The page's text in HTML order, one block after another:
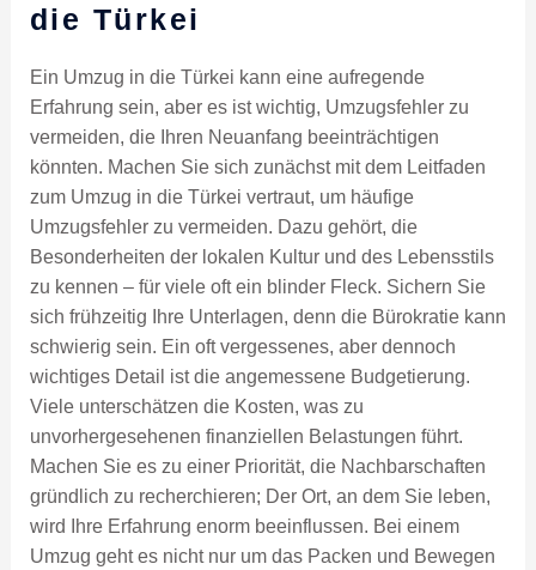
die Türkei
Ein Umzug in die Türkei kann eine aufregende
Erfahrung sein, aber es ist wichtig, Umzugsfehler zu
vermeiden, die Ihren Neuanfang beeinträchtigen
könnten. Machen Sie sich zunächst mit dem Leitfaden
zum Umzug in die Türkei vertraut, um häufige
Umzugsfehler zu vermeiden. Dazu gehört, die
Besonderheiten der lokalen Kultur und des Lebensstils
zu kennen – für viele oft ein blinder Fleck. Sichern Sie
sich frühzeitig Ihre Unterlagen, denn die Bürokratie kann
schwierig sein. Ein oft vergessenes, aber dennoch
wichtiges Detail ist die angemessene Budgetierung.
Viele unterschätzen die Kosten, was zu
unvorhergesehenen finanziellen Belastungen führt.
Machen Sie es zu einer Priorität, die Nachbarschaften
gründlich zu recherchieren; Der Ort, an dem Sie leben,
wird Ihre Erfahrung enorm beeinflussen. Bei einem
Umzug geht es nicht nur um das Packen und Bewegen